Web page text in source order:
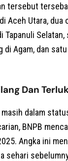
tersebut
Aceh Utara, dua
Tapanuli
di Agam, dan
Dan
dalam
BNPB
Angka ini
sehari